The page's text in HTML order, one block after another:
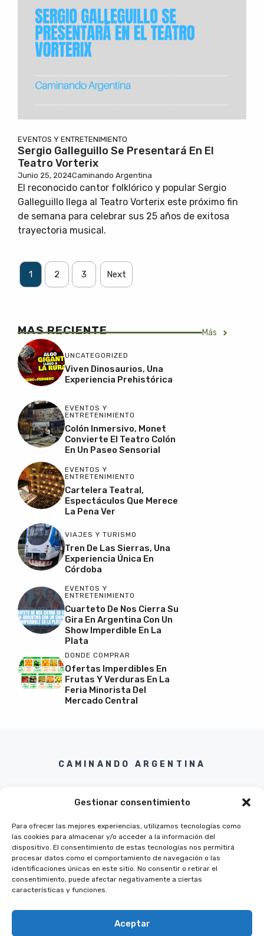
Gestionar consentimiento
Para ofrecer las mejores experiencias, utilizamos tecnologías como
las cookies para almacenar y/o acceder a la información del
dispositivo. El consentimiento de estas tecnologías nos permitirá
procesar datos como el comportamiento de navegación o las
identificaciones únicas en este sitio. No consentir o retirar el
consentimiento, puede afectar negativamente a ciertas
características y funciones.
Aceptar
EVENTOS Y ENTRETENIMIENTO
Sergio Galleguillo Se Presentará En El
Teatro Vorterix
Junio 25, 2024Caminando Argentina
El reconocido cantor folklórico y popular Sergio
Galleguillo llega al Teatro Vorterix este próximo fin
de semana para celebrar sus 25 años de exitosa
trayectoria musical.
1 2 3 Next
MAS RECIENTE Más
UNCATEGORIZED
Viven Dinosaurios, Una
Experiencia Prehistórica
EVENTOS Y
ENTRETENIMIENTO
Colón Inmersivo, Monet
Convierte El Teatro Colón
En Un Paseo Sensorial
EVENTOS Y
ENTRETENIMIENTO
Cartelera Teatral,
Espectáculos Que Merece
La Pena Ver
VIAJES Y TURISMO
Tren De Las Sierras, Una
Experiencia Única En
Córdoba
EVENTOS Y
ENTRETENIMIENTO
Cuarteto De Nos Cierra Su
Gira En Argentina Con Un
Show Imperdible En La
Plata
DONDE COMPRAR
Ofertas Imperdibles En
Frutas Y Verduras En La
Feria Minorista Del
Mercado Central
CAMINANDO ARGENTINA
Twitter
Instagram
Pinterest
Facebook